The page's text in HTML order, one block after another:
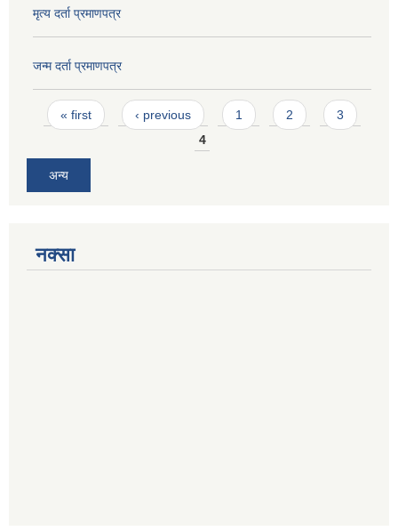
मृत्य दर्ता प्रमाणपत्र
जन्म दर्ता प्रमाणपत्र
Pages
« first ‹ previous 1 2
3
4
अन्य
नक्सा